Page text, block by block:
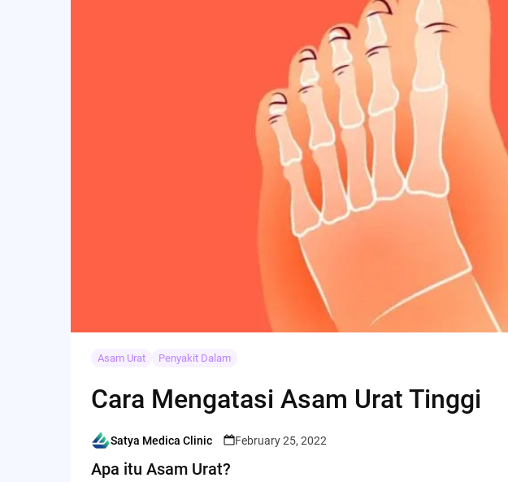
Asam Urat Penyakit Dalam
Cara Mengatasi Asam Urat Tinggi
Posted
by
Satya Medica Clinic February 25, 2022
Apa itu Asam Urat?